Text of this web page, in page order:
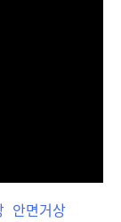
안면거상